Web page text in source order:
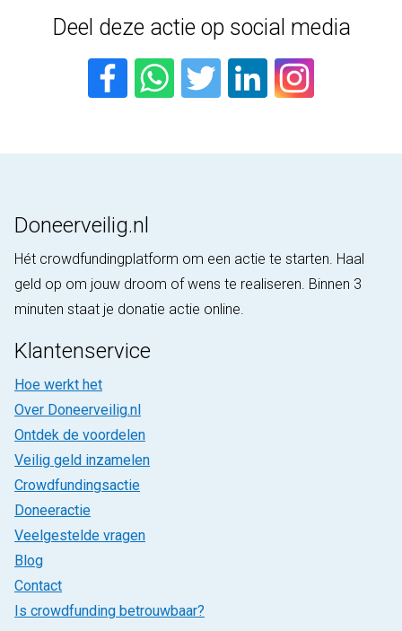
Deel deze actie op social media
Doneerveilig.nl
Hét crowdfundingplatform om een actie te starten. Haal
geld op om jouw droom of wens te realiseren. Binnen 3
minuten staat je donatie actie online.
Klantenservice
Hoe werkt het
Over Doneerveilig.nl
Ontdek de voordelen
Veilig geld inzamelen
Crowdfundingsactie
Doneeractie
Veelgestelde vragen
Blog
Contact
Is crowdfunding betrouwbaar?